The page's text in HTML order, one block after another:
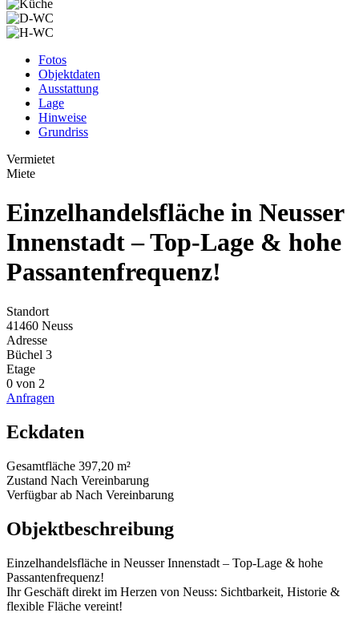
Fotos
Objektdaten
Ausstattung
Lage
Hinweise
Grundriss
Vermietet
Miete
Einzelhandelsfläche in Neusser
Innenstadt – Top-Lage & hohe
Passantenfrequenz!
Standort
41460 Neuss
Adresse
Büchel 3
Etage
0 von 2
Anfragen
Eckdaten
Gesamtfläche 397,20 m²
Zustand Nach Vereinbarung
Verfügbar ab Nach Vereinbarung
Objektbeschreibung
Einzelhandelsfläche in Neusser Innenstadt – Top-Lage & hohe
Passantenfrequenz!
Ihr Geschäft direkt im Herzen von Neuss: Sichtbarkeit, Historie &
flexible Fläche vereint!